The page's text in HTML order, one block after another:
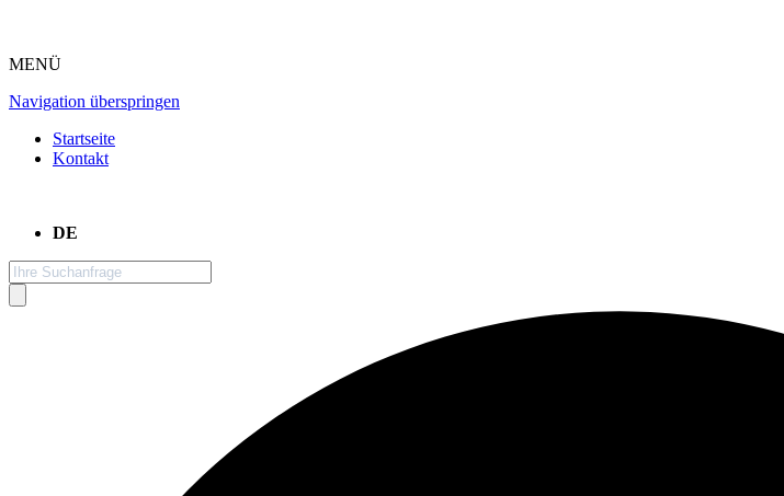
MENÜ
Navigation überspringen
Startseite
Kontakt
DE